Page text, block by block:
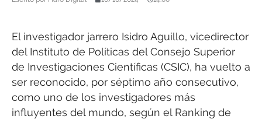
El investigador jarrero Isidro Aguillo, vicedirector
del Instituto de Políticas del Consejo Superior
de Investigaciones Científicas (CSIC), ha vuelto a
ser reconocido, por séptimo año consecutivo,
como uno de los investigadores más
influyentes del mundo, según el Ranking de